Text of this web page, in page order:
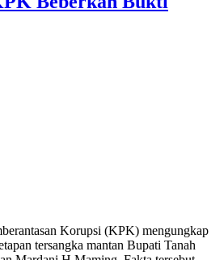
Korupsi (KPK) mengungkap
tersangka mantan Bupati Tanah